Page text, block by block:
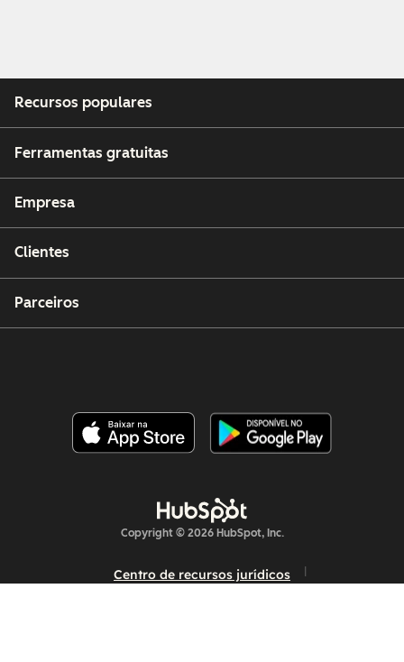
Recursos populares
Ferramentas gratuitas
Empresa
Clientes
Parceiros
Copyright © 2026 HubSpot, Inc.
Centro de recursos jurídicos